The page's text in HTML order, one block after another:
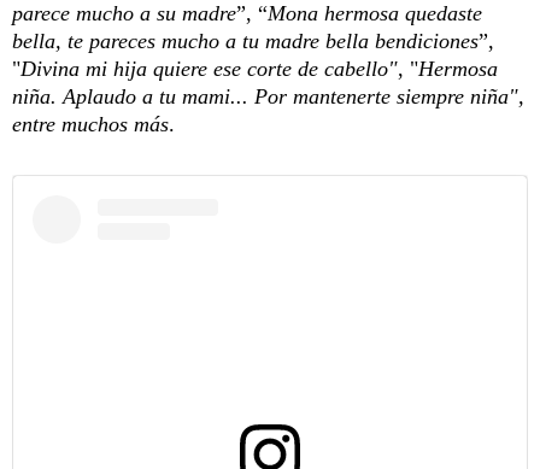
parece mucho a su madre”, “Mona hermosa quedaste
bella, te pareces mucho a tu madre bella bendiciones”,
"Divina mi hija quiere ese corte de cabello", "Hermosa
niña. Aplaudo a tu mami... Por mantenerte siempre niña",
entre muchos más.